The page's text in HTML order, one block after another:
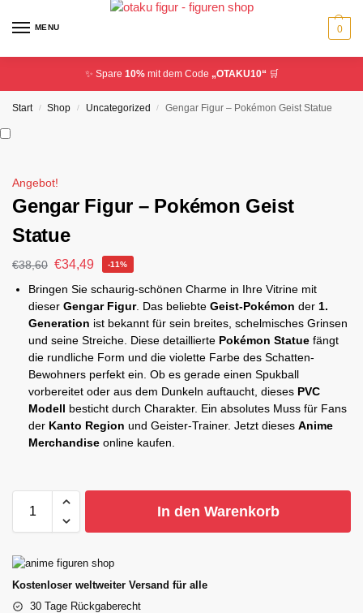
MENU 0
✨ Spare 10%mit dem Code „OTAKU10“ 🛒
Start / Shop / Uncategorized / Gengar Figur – Pokémon Geist Statue
Angebot!
Gengar Figur – Pokémon Geist
Statue
€38,60 €34,49 -11%
Bringen Sie schaurig-schönen Charme in Ihre Vitrine mit
dieser Gengar Figur. Das beliebte Geist-Pokémon der 1.
Generation ist bekannt für sein breites, schelmisches Grinsen
und seine Streiche. Diese detaillierte Pokémon Statue fängt
die rundliche Form und die violette Farbe des Schatten-
Bewohners perfekt ein. Ob es gerade einen Spukball
vorbereitet oder aus dem Dunkeln auftaucht, dieses PVC
Modell besticht durch Charakter. Ein absolutes Muss für Fans
der Kanto Region und Geister-Trainer. Jetzt dieses Anime
Merchandise online kaufen.
In den Warenkorb
Kostenloser weltweiter Versand für alle
30 Tage Rückgaberecht